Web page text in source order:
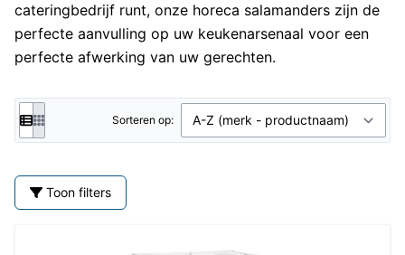
cateringbedrijf runt, onze horeca salamanders zijn de
perfecte aanvulling op uw keukenarsenaal voor een
perfecte afwerking van uw gerechten.
Sorteren op:
Toon filters